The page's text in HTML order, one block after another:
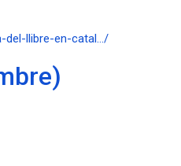
del-llibre-en-catal…/